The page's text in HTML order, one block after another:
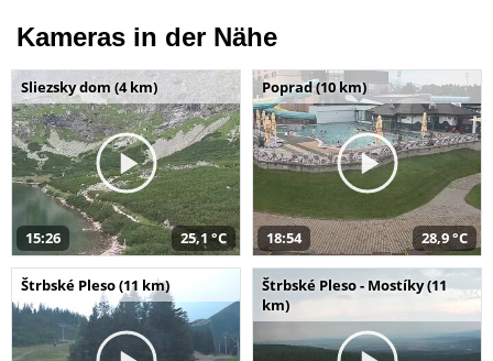
Kameras in der Nähe
Sliezsky dom (4 km)
15:26 25,1 °C
Poprad (10 km)
18:54 28,9 °C
Štrbské Pleso (11 km)
Štrbské Pleso - Mostíky (11
km)